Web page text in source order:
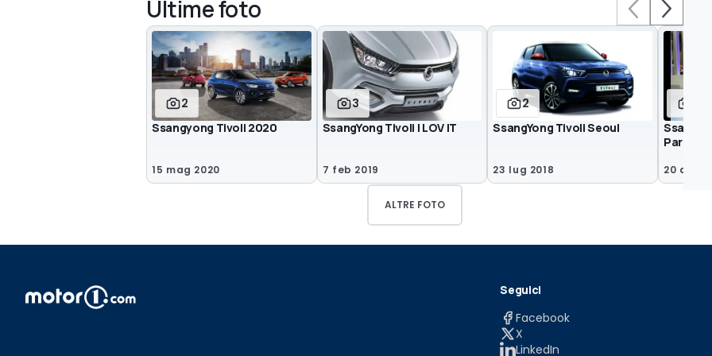
Ultime foto
2
Ssangyong Tivoli 2020
15 mag 2020
3
SsangYong Tivoli I LOV IT
7 feb 2019
2
SsangYong Tivoli Seoul
23 lug 2018
Parigi
20 dic
ALTRE FOTO
Seguici
Facebook
X
LinkedIn